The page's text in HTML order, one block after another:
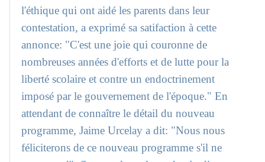
l'éthique qui ont aidé les parents dans leur
contestation, a exprimé sa satifaction à cette
annonce: "C'est une joie qui couronne de
nombreuses années d'efforts et de lutte pour la
liberté scolaire et contre un endoctrinement
imposé par le gouvernement de l'époque." En
attendant de connaître le détail du nouveau
programme, Jaime Urcelay a dit: "Nous nous
féliciterons de ce nouveau programme s'il ne